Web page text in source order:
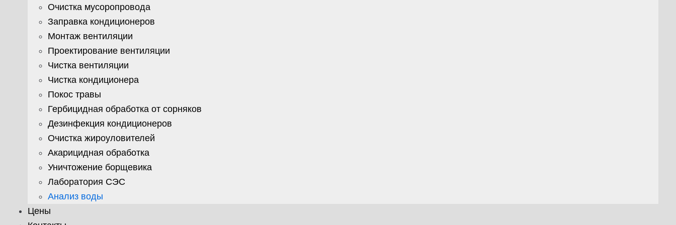
Очистка мусоропровода
Заправка кондиционеров
Монтаж вентиляции
Проектирование вентиляции
Чистка вентиляции
Чистка кондиционера
Покос травы
Гербицидная обработка от сорняков
Дезинфекция кондиционеров
Очистка жироуловителей
Акарицидная обработка
Уничтожение борщевика
Лаборатория СЭС
Анализ воды
Цены